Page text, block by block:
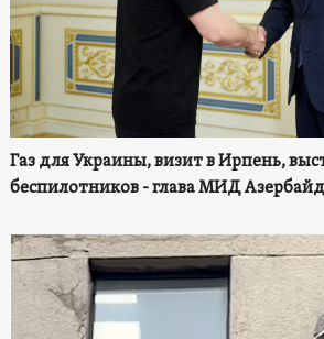
Газ для Украины, визит в Ирпень,
беспилотников - глава МИД